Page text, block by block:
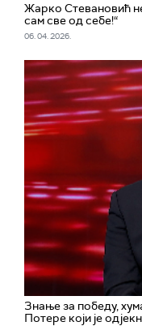
Жарко Стевановић
сам све од себе!“
06. 04. 2026.
Знање за победу,
Потере који је